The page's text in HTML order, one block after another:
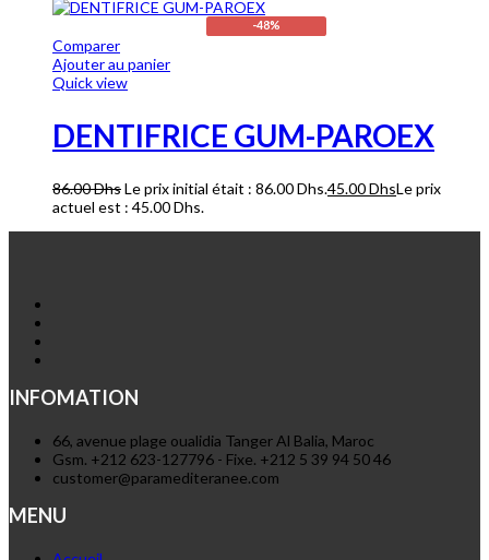
-48%
Comparer
Ajouter au panier
Quick view
DENTIFRICE GUM-PAROEX
86.00DhsLe prix initial était : 86.00 Dhs.45.00DhsLe prix
actuel est : 45.00 Dhs.
INFOMATION
66, avenue plage oualidia Tanger Al Balia, Maroc
Gsm. +212 623-127796 - Fixe. +212 5 39 94 50 46
customer@paramediteranee.com
MENU